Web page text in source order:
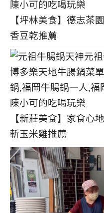
【坪林美食】德志茶
香豆乾推薦
【新莊美食】家食心
斬玉米雞推薦